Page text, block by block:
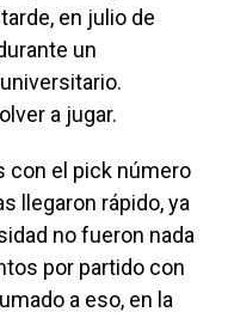
en julio de
un
a jugar.
con el pick número
llegaron rápido, ya
no fueron nada
por partido con
a eso, en la